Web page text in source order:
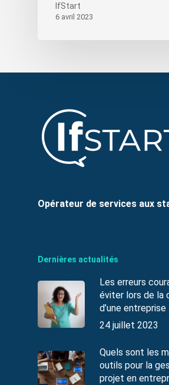
IfStart
6 avril 2023
Opérateur de services aux
Dernières actualités
Les erreurs
éviter lors de la
d’une entreprise
24 juillet 2023
Quels sont les
outils pour la
projet en